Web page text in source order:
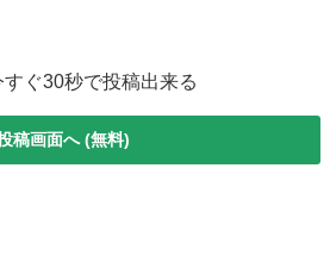
ぐ30秒で投稿出来る
稿画面へ (無料)